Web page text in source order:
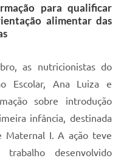
para qualificar
alimentar das
as nutricionistas do
Escolar, Ana Luiza e
sobre introdução
infância, destinada
Maternal I. A ação teve
desenvolvido